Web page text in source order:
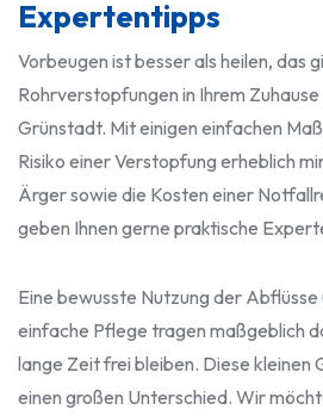
Expertentipps
Vorbeugen ist besser als heilen, das
Rohrverstopfungen in Ihrem
Grünstadt. Mit einigen einfachen
Risiko einer Verstopfung erheblich
Ärger sowie die Kosten einer
geben Ihnen gerne praktische
Eine bewusste Nutzung der
einfache Pflege tragen maßgeblich
lange Zeit frei bleiben. Diese kleinen
einen großen Unterschied. Wir